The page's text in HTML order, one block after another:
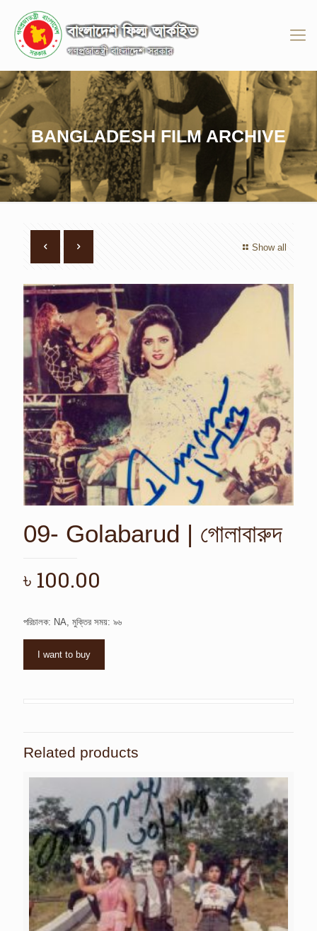
BANGLADESH FILM ARCHIVE
Show all
09- Golabarud | গোলাবারুদ
৳ 100.00
পরিচালক: NA, মুক্তির সময়: ৯৬
I want to buy
Related products